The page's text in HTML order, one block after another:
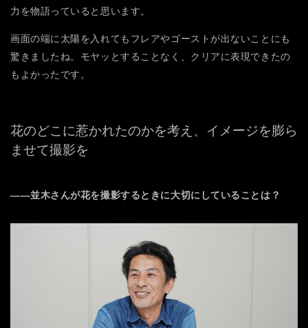
力を物語っていると思います。
画面の端に太陽を入れてもフレアやゴーストが出ないことにも
驚きましたね。モヤッとすることなく、クリアに表現できたの
もよかったです。
花のどこに惹かれたのかを考え、 イメージを膨ら
ませて撮影を
――並木さんが花を撮影するときに大切にしていることは？